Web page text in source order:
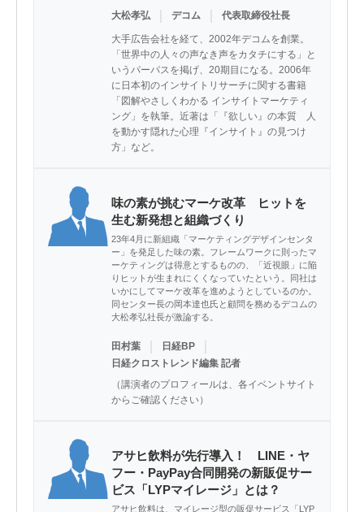
大松孝弘 デコム 代表取締役社長
大手広告会社を経て、2002年デコムを創業。
「世界中の人々の声なき声をカタチにする」と
いうパーパスを掲げ、20期目になる。2006年
に日本初のインサイトリサーチに関する書籍
「図解やさしくわかる インサイトマーケティ
ング」を執筆。近著は「『欲しい』の本質　人
を動かす隠れた心理『インサイト』の見つけ
方」など。
味の素が挑むマーケ改革 ヒットを
生む新発想と組織づくり
23年4月に新組織「マーケティングデザインセンタ
ー」を発足した味の素。フレームワークに則ったマ
ーケティングは得意とするものの、「近視眼」に陥
りヒットが生まれにくくなっていたという。同社は
いかにしてマーケ改革を進めようとしているのか。
同センター長の岡本達也氏と顧問を務めるデコムの
大松孝弘社長が激論する。
田村葉 日経BP
日経クロストレンド編集 記者
（講演者のプロフィールは、各イベントサイト
からご確認ください）
アサヒ飲料が先行導入！ LINE・ヤ
フー・PayPay合同開発の新販促サー
ビス「LYPマイレージ」とは？
アサヒ飲料は、マイレージ型の販促サービス「LYP